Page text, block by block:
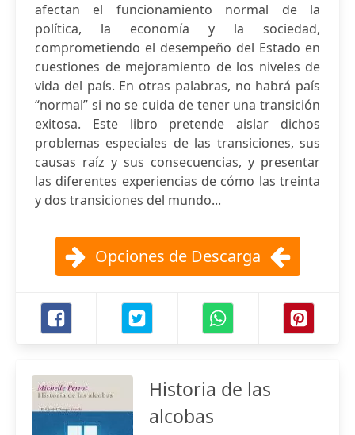
afectan el funcionamiento normal de la
política, la economía y la sociedad,
comprometiendo el desempeño del Estado en
cuestiones de mejoramiento de los niveles de
vida del país. En otras palabras, no habrá país
“normal” si no se cuida de tener una transición
exitosa. Este libro pretende aislar dichos
problemas especiales de las transiciones, sus
causas raíz y sus consecuencias, y presentar
las diferentes experiencias de cómo las treinta
y dos transiciones del mundo...
Opciones de Descarga
Historia de las
alcobas